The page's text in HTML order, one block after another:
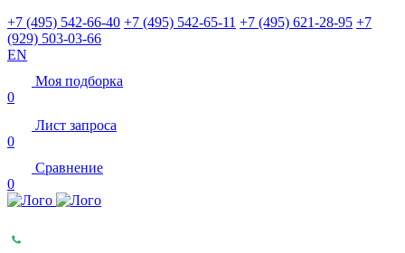
+7 (495) 542-66-40 +7 (495) 542-65-11 +7 (495) 621-28-95 +7
(929) 503-03-66
EN
Моя подборка
0
Лист запроса
0
Сравнение
0